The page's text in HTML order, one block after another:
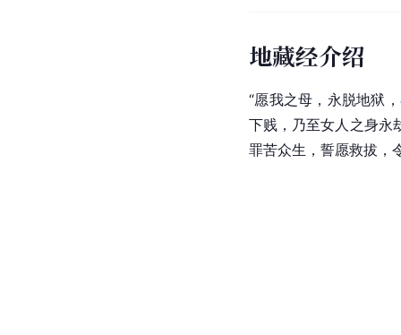
地藏经介绍
“愿我之母，永脱地狱，
下贱，乃至女人之身永
罪苦众生，誓愿救拔，